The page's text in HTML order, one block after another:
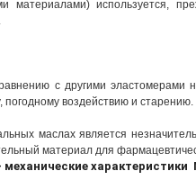
материалами) используется,
с другими эластомерами
погодному воздействию и старению.
маслах является
материал для
характеристики